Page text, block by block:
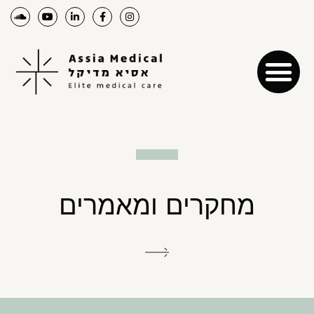
מחקרים ומאמרים